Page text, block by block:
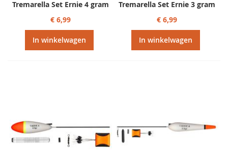
Tremarella Set Ernie 4 gram
€ 6,99
In winkelwagen
Tremarella Set Ernie 3 gram
€ 6,99
In winkelwagen